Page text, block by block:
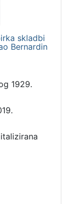
skladbi
Bernardin
1929.